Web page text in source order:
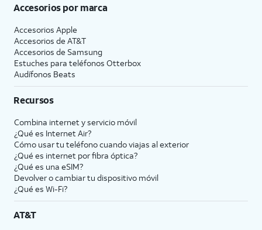
Accesorios por marca
Accesorios Apple
Accesorios de AT&T
Accesorios de Samsung
Estuches para teléfonos Otterbox
Audífonos Beats
Recursos
Combina internet y servicio móvil
¿Qué es Internet Air?
Cómo usar tu teléfono cuando viajas al exterior
¿Qué es internet por fibra óptica?
¿Qué es una eSIM?
Devolver o cambiar tu dispositivo móvil
¿Qué es Wi-Fi?
AT&T